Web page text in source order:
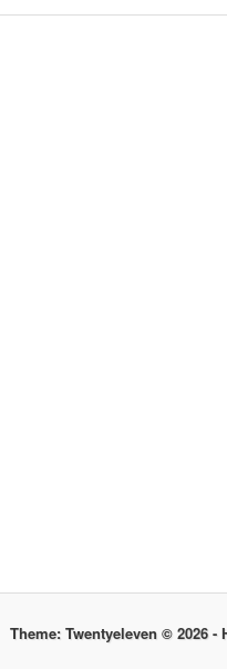
Theme: Twentyeleven © 2026 -